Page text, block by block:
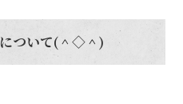
ついて(＾◇＾)